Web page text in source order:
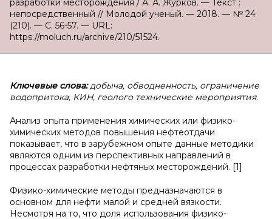
разработки месторождения / А. А. Журков. — Текст :
непосредственный // Молодой ученый. — 2018. — № 24
(210). — С. 56-57. — URL:
https://moluch.ru/archive/210/51524.
Ключевые слова:добыча, обводненность, ограничение
водопритока, КИН, геолого технические мероприятия.
Анализ опыта применения химических или физико-
химических методов повышения нефтеотдачи
показывает, что в зарубежном опыте данные методики
являются одним из перспективных направлений в
процессах разработки нефтяных месторождений. [1]
Физико-химические методы предназначаются в
основном для нефти малой и средней вязкости.
Несмотря на то, что доля использования физико-